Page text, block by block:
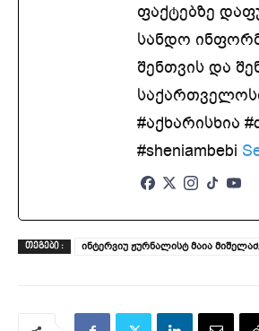
ფაქტებზე
სანდო
შენთვის და
#აქხარისხია
#sheniambebi
ᲗᲔᲒᲔᲑᲘ : ინტერვიუ ჟურნალისტ მაია